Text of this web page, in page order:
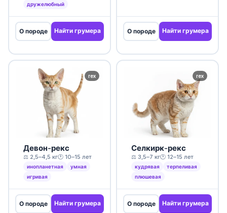
дружелюбный
О породе Найти грумера О породе Найти грумера
rex
Девон-рекс
⚖️ 2,5–4,5 кг🕐 10–15 лет
инопланетная
умная
игривая
О породе Найти грумера
rex
Селкирк-рекс
⚖️ 3,5–7 кг🕐 12–15 лет
кудрявая
терпеливая
плюшевая
О породе Найти грумера